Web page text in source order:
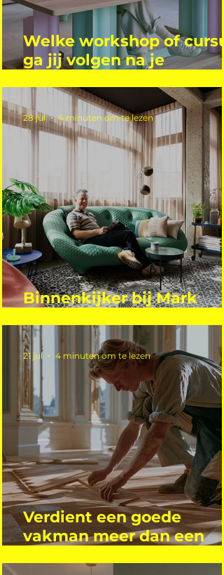
Welke workshop of
ga jij volgen na je
Binnenkijker bij Mark
28 jul 4 minuten om te lezen
Verdient een goede
vakman meer dan een
21 jul 4 minuten om te lezen